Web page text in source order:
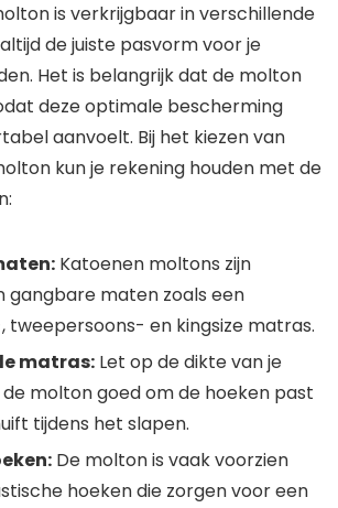
is verkrijgbaar in verschillende
de juiste pasvorm voor je
Het is belangrijk dat de molton
deze optimale bescherming
aanvoelt. Bij het kiezen van
kun je rekening houden met de
Katoenen moltons zijn
gangbare maten zoals een
tweepersoons- en kingsize matras.
matras: Let op de dikte van je
molton goed om de hoeken past
tijdens het slapen.
De molton is vaak voorzien
hoeken die zorgen voor een